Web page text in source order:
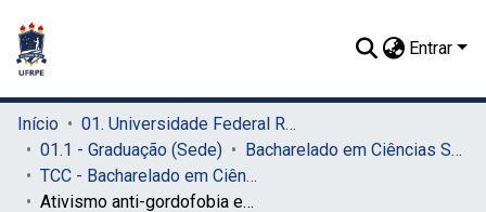
Entrar
Início
01. Universidade Federal Rural de Pernambuco - UFRPE (Sede)
01.1 - Graduação (Sede)
Bacharelado em Ciências Sociais (Sede)
TCC - Bacharelado em Ciências Sociais (Sede)
Ativismo anti-gordofobia em Pernambuco: reconstrução identitária de pessoas gordas